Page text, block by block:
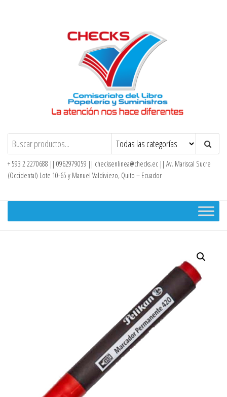
Checks – Tienda en Línea
+ 593 2 2270688 || 0962979059 || checksenlinea@checks.ec || Av. Mariscal Sucre
(Occidental) Lote 10-65 y Manuel Valdiviezo, Quito – Ecuador